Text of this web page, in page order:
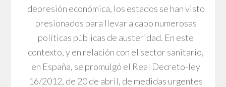
depresión económica, los estados se han visto
presionados para llevar a cabo numerosas
políticas públicas de austeridad. En este
contexto, y en relación con el sector sanitario,
en España, se promulgó el Real Decreto-ley
16/2012, de 20 de abril, de medidas urgentes